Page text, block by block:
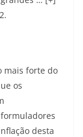
mais forte do
os
desta